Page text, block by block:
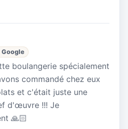
Google
boulangerie spécialement
commandé chez eux
et c'était juste une
d'œuvre !!! Je
🙏🏻